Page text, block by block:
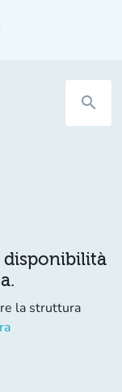
search
la struttura